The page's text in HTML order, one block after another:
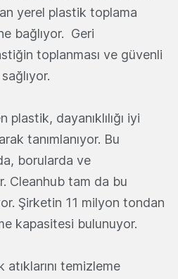
yerel plastik toplama
bağlıyor. Geri
toplanması ve güvenli
dayanıklılığı iyi
tanımlanıyor. Bu
borularda ve
Cleanhub tam da bu
Şirketin 11 milyon tondan
kapasitesi bulunuyor.
temizleme